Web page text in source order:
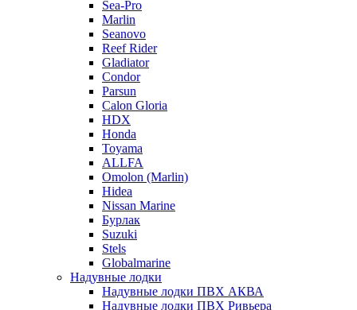
Sea-Pro
Marlin
Seanovo
Reef Rider
Gladiator
Condor
Parsun
Calon Gloria
HDX
Honda
Toyama
ALLFA
Omolon (Marlin)
Hidea
Nissan Marine
Бурлак
Suzuki
Stels
Globalmarine
Надувные лодки
Надувные лодки ПВХ АКВА
Надувные лодки ПВХ Ривьера